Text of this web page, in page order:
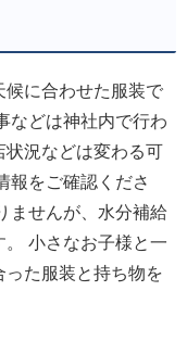
候に合わせた服装で
などは神社内で行わ
状況などは変わる可
報をご確認くださ
ませんが、水分補給
小さなお子様と一
た服装と持ち物を